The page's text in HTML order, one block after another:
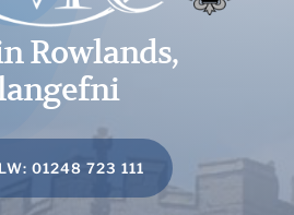
Rowlands,
01248 723 111